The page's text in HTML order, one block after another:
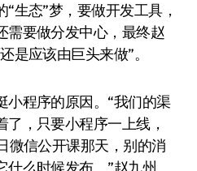
生态”梦，要做开发工具，
需要做分发中心，最终赵
是应该由巨头来做”。
程序的原因。“我们的渠
，只要小程序一上线，
微信公开课那天，别的消